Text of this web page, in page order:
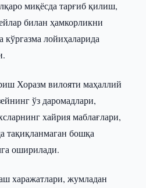
миқёсда тарғиб қилиш,
билан ҳамкорликни
лойиҳаларида
Хоразм вилояти маҳаллий
ўз даромадлари,
хайрия маблағлари,
тақиқланмаган бошқа
оширилади.
харажатлари, жумладан